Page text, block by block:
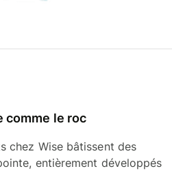
comme le roc
chez Wise bâtissent des
entièrement développés